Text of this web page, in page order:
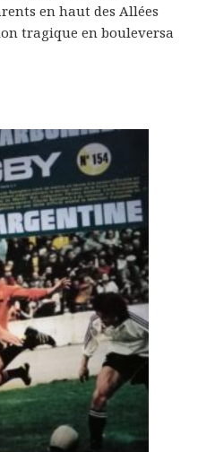
en haut des Allées
tragique en bouleversa